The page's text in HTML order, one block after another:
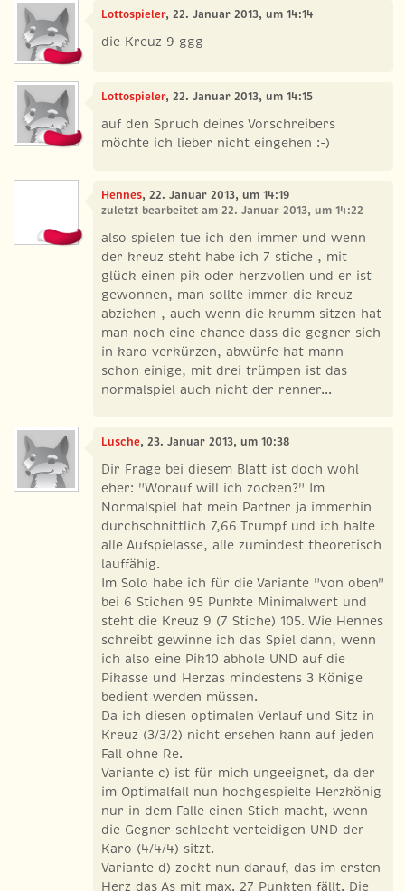
Lottospieler, 22. Januar 2013, um 14:14
die Kreuz 9 ggg
Lottospieler, 22. Januar 2013, um 14:15
auf den Spruch deines Vorschreibers
möchte ich lieber nicht eingehen :-)
Hennes, 22. Januar 2013, um 14:19
zuletzt bearbeitet am 22. Januar 2013, um 14:22
also spielen tue ich den immer und wenn
der kreuz steht habe ich 7 stiche , mit
glück einen pik oder herzvollen und er ist
gewonnen, man sollte immer die kreuz
abziehen , auch wenn die krumm sitzen hat
man noch eine chance dass die gegner sich
in karo verkürzen, abwürfe hat mann
schon einige, mit drei trümpen ist das
normalspiel auch nicht der renner...
Lusche, 23. Januar 2013, um 10:38
Dir Frage bei diesem Blatt ist doch wohl
eher: "Worauf will ich zocken?" Im
Normalspiel hat mein Partner ja immerhin
durchschnittlich 7,66 Trumpf und ich halte
alle Aufspielasse, alle zumindest theoretisch
lauffähig.
Im Solo habe ich für die Variante "von oben"
bei 6 Stichen 95 Punkte Minimalwert und
steht die Kreuz 9 (7 Stiche) 105. Wie Hennes
schreibt gewinne ich das Spiel dann, wenn
ich also eine Pik10 abhole UND auf die
Pikasse und Herzas mindestens 3 Könige
bedient werden müssen.
Da ich diesen optimalen Verlauf und Sitz in
Kreuz (3/3/2) nicht ersehen kann auf jeden
Fall ohne Re.
Variante c) ist für mich ungeeignet, da der
im Optimalfall nun hochgespielte Herzkönig
nur in dem Falle einen Stich macht, wenn
die Gegner schlecht verteidigen UND der
Karo (4/4/4) sitzt.
Variante d) zockt nun darauf, das im ersten
Herz das As mit max. 27 Punkten fällt. Die